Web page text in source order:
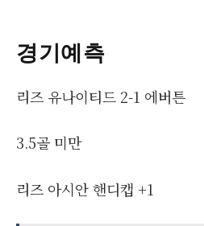
경기예측
리즈 유나이티드 2-1 에버튼
3.5골 미만
리즈 아시안 핸디캡 +1